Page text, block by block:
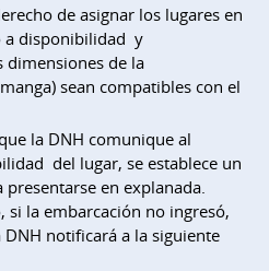
de asignar los lugares en
a disponibilidad y
dimensiones de la
sean compatibles con el
la DNH comunique al
del lugar, se establece un
en explanada.
si la embarcación no ingresó,
notificará a la siguiente